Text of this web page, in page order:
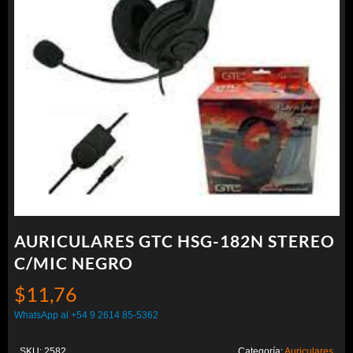
AURICULARES GTC HSG-182N STEREO
C/MIC NEGRO
$11,76
WhatsApp al +54 9 2614 85-5362